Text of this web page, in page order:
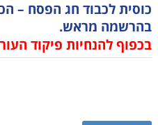
כוסית לכבוד חג הפסח –
בהרשמה מראש.
בכפוף להנחיות פיקוד